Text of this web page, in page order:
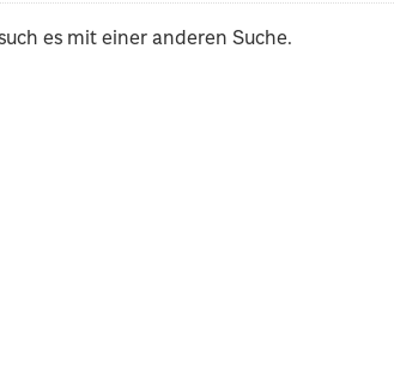
es mit einer anderen Suche.